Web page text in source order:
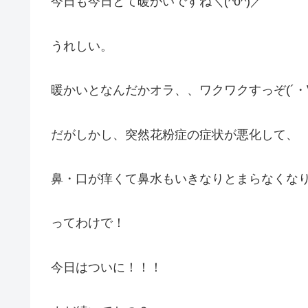
うれしい。
暖かいとなんだかオラ、、ワクワクすっぞ(´・
だがしかし、突然花粉症の症状が悪化して、
鼻・口が痒くて鼻水もいきなりとまらなくな
ってわけで！
今日はついに！！！